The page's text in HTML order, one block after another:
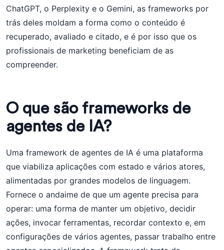
ChatGPT, o Perplexity e o Gemini, as frameworks por
trás deles moldam a forma como o conteúdo é
recuperado, avaliado e citado, e é por isso que os
profissionais de marketing beneficiam de as
compreender.
O que são frameworks de
agentes de IA?
Uma framework de agentes de IA é uma plataforma
que viabiliza aplicações com estado e vários atores,
alimentadas por grandes modelos de linguagem.
Fornece o andaime de que um agente precisa para
operar: uma forma de manter um objetivo, decidir
ações, invocar ferramentas, recordar contexto e, em
configurações de vários agentes, passar trabalho entre